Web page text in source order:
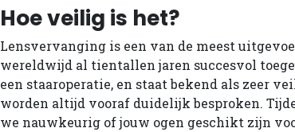
Hoe veilig is het?
Lensvervanging is een van de meest
wereldwijd al tientallen jaren succesvol
een staaroperatie, en staat bekend als zeer
worden altijd vooraf duidelijk besproken.
we nauwkeurig of jouw ogen geschikt zijn